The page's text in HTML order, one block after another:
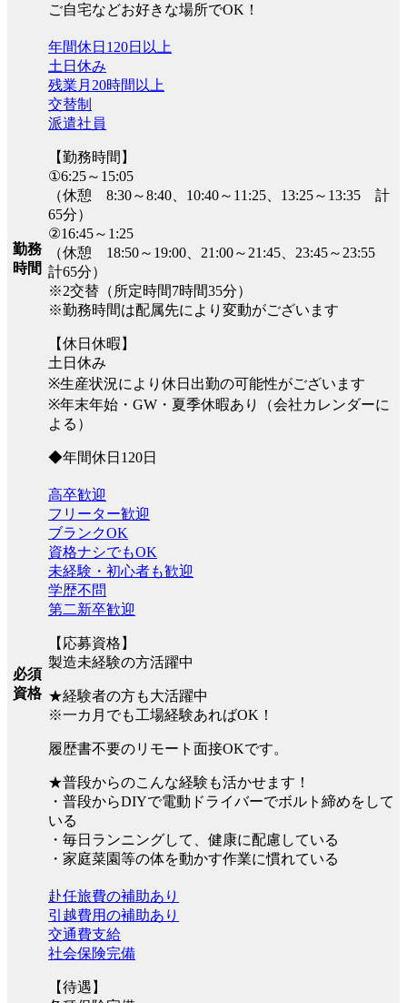
ご自宅などお好きな場所でOK！
勤務
時間
年間休日120日以上
土日休み
残業月20時間以上
交替制
派遣社員
【勤務時間】
①6:25～15:05
（休憩 8:30～8:40、10:40～11:25、13:25～13:35 計
65分）
②16:45～1:25
（休憩 18:50～19:00、21:00～21:45、23:45～23:55
計65分）
※2交替（所定時間7時間35分）
※勤務時間は配属先により変動がございます
【休日休暇】
土日休み
※生産状況により休日出勤の可能性がございます
※年末年始・GW・夏季休暇あり（会社カレンダーに
よる）
◆年間休日120日
必須
資格
高卒歓迎
フリーター歓迎
ブランクOK
資格ナシでもOK
未経験・初心者も歓迎
学歴不問
第二新卒歓迎
【応募資格】
製造未経験の方活躍中
★経験者の方も大活躍中
※一カ月でも工場経験あればOK！
履歴書不要のリモート面接OKです。
★普段からのこんな経験も活かせます！
・普段からDIYで電動ドライバーでボルト締めをして
いる
・毎日ランニングして、健康に配慮している
・家庭菜園等の体を動かす作業に慣れている
赴任旅費の補助あり
引越費用の補助あり
交通費支給
社会保険完備
【待遇】